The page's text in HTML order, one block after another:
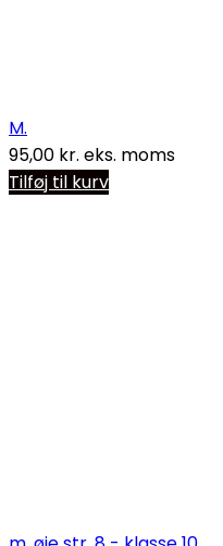
M.
95,00 kr. eks. moms
Tilføj til kurv